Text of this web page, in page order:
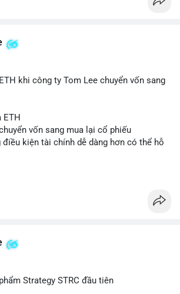
khi công ty Tom Lee chuyển vốn sang
ETH
vốn sang mua lại cổ phiếu
điều kiện tài chính dễ dàng hơn có thể hỗ
Strategy STRC đầu tiên